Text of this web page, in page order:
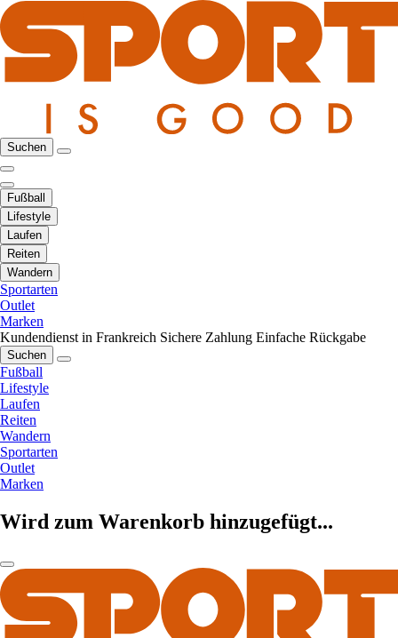
Suchen
Fußball
Lifestyle
Laufen
Reiten
Wandern
Sportarten
Outlet
Marken
Kundendienst in Frankreich Sichere Zahlung Einfache Rückgabe
Suchen
Fußball
Lifestyle
Laufen
Reiten
Wandern
Sportarten
Outlet
Marken
Wird zum Warenkorb hinzugefügt...